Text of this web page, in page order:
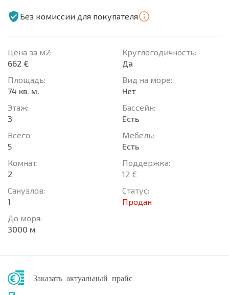
Без комиссии для покупателя
Цена за м2:
662 €
Площадь:
74 кв. м.
Этаж:
3
Всего:
5
Комнат:
2
Санузлов:
1
До моря:
3000 м
Круглогодичность:
Да
Вид на море:
Нет
Басcейн:
Есть
Мебель:
Есть
Поддержка:
12 €
Статус:
Продан
Заказать актуальный прайс